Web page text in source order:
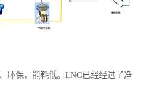
环保，能耗低。LNG已经经过了净